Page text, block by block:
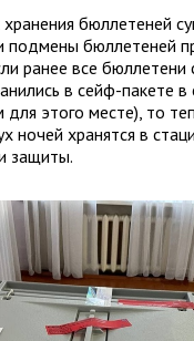
бюллетеней
подмены бюллетеней
ранее все бюллетени
в сейф-пакете
этого месте), то
ночей хранятся в
защиты.